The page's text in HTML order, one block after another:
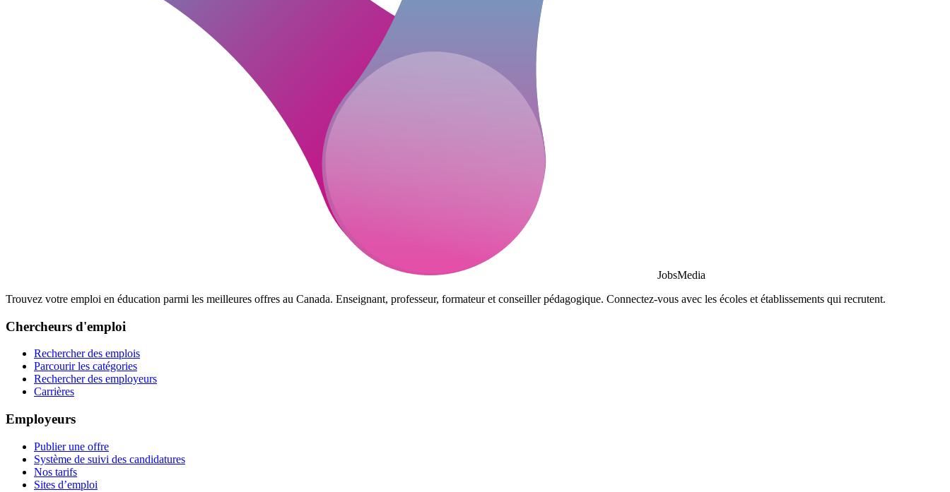
JobsMedia
Trouvez votre emploi en éducation parmi les meilleures offres au Canada. Enseignant, professeur, formateur et conseiller pédagogique. Connectez-vous avec les écoles et établissements qui recrutent.
Chercheurs d'emploi
Rechercher des emplois
Parcourir les catégories
Rechercher des employeurs
Carrières
Employeurs
Publier une offre
Système de suivi des candidatures
Nos tarifs
Sites d’emploi